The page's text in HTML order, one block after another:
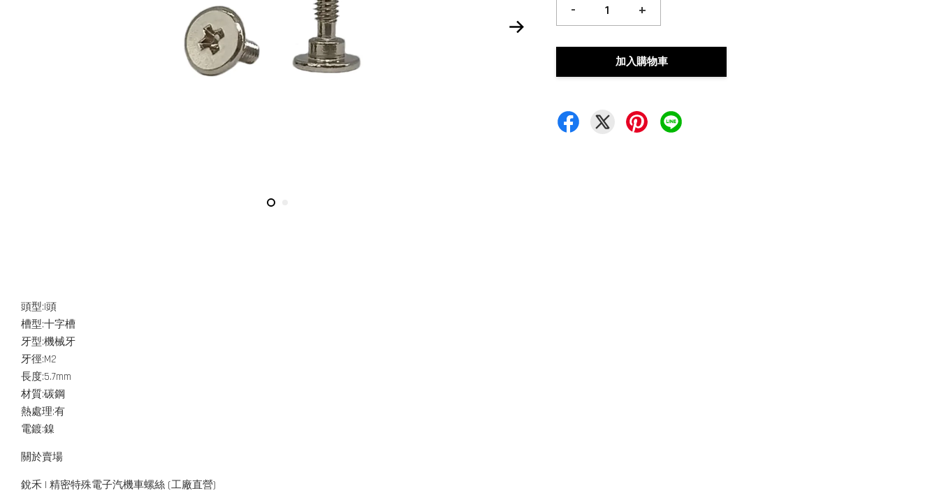
- +
加入購物車
頭型:I頭
槽型:十字槽
牙型:機械牙
牙徑:M2
長度:5.7mm
材質:碳鋼
熱處理:有
電鍍:鎳
關於賣場
銳禾 | 精密特殊電子汽機車螺絲 (工廠直營)